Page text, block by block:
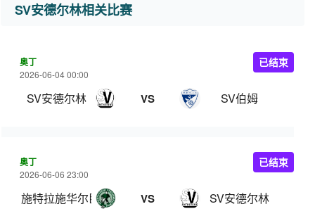
SV安德尔林相关比赛
奥丁
2026-06-04 00:00
SV安德尔林 VS SV伯姆
已结束
奥丁
2026-06-06 23:00
施特拉施华尔臣 VS SV安德尔林
已结束